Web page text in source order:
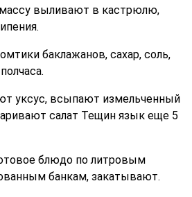
выливают в кастрюлю,
баклажанов, сахар, соль,
уксус, всыпают измельченный
салат Тещин язык еще 5
блюдо по литровым
банкам, закатывают.